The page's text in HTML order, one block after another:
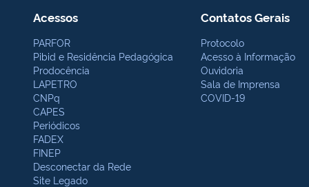
Acessos
PARFOR
Pibid e Residência Pedagógica
Prodocência
LAPETRO
CNPq
CAPES
Periódicos
FADEX
FINEP
Desconectar da Rede
Site Legado
Contatos Gerais
Protocolo
Acesso à Informação
Ouvidoria
Sala de Imprensa
COVID-19